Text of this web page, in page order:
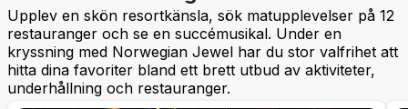
Upplev en skön resortkänsla, sök matupplevelser på 12
restauranger och se en succémusikal. Under en
kryssning med Norwegian Jewel har du stor valfrihet att
hitta dina favoriter bland ett brett utbud av aktiviteter,
underhållning och restauranger.